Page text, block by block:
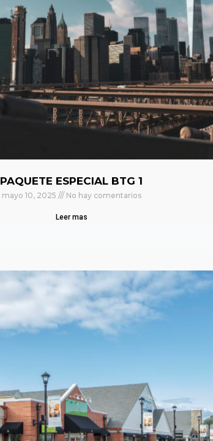
PAQUETE ESPECIAL BTG 1
mayo 10, 2025 No hay comentarios
Leer mas